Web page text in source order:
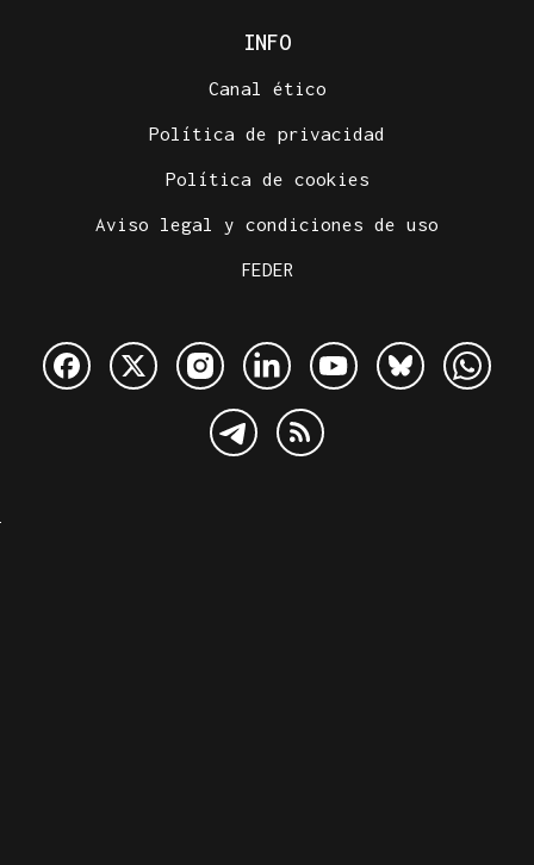
INFO
Canal ético
Política de privacidad
Política de cookies
Aviso legal y condiciones de uso
FEDER